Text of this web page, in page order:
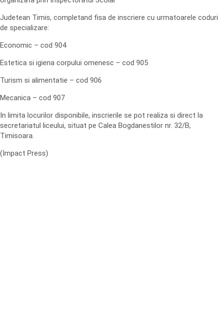
Judetean Timis, completand fisa de inscriere cu urmatoarele coduri
de specializare:
Economic – cod 904
Estetica si igiena corpului omenesc – cod 905
Turism si alimentatie – cod 906
Mecanica – cod 907
In limita locurilor disponibile, inscrierile se pot realiza si direct la
secretariatul liceului, situat pe Calea Bogdanestilor nr. 32/B,
Timisoara.
(Impact Press)